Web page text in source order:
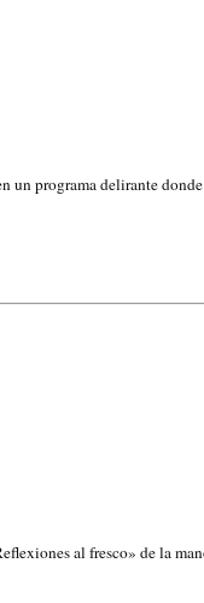
un programa delirante
al fresco» de la